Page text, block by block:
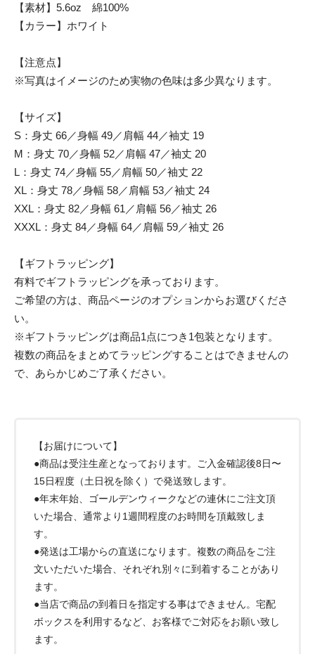
【素材】5.6oz 綿100%
【カラー】ホワイト
【注意点】
※写真はイメージのため実物の色味は多少異なります。
【サイズ】
S：身丈 66／身幅 49／肩幅 44／袖丈 19
M：身丈 70／身幅 52／肩幅 47／袖丈 20
L：身丈 74／身幅 55／肩幅 50／袖丈 22
XL：身丈 78／身幅 58／肩幅 53／袖丈 24
XXL：身丈 82／身幅 61／肩幅 56／袖丈 26
XXXL：身丈 84／身幅 64／肩幅 59／袖丈 26
【ギフトラッピング】
有料でギフトラッピングを承っております。
ご希望の方は、商品ページのオプションからお選びくださ
い。
※ギフトラッピングは商品1点につき1包装となります。
複数の商品をまとめてラッピングすることはできませんの
で、あらかじめご了承ください。
【お届けについて】
●商品は受注生産となっております。ご入金確認後8日〜
15日程度（土日祝を除く）で発送致します。
●年末年始、ゴールデンウィークなどの連休にご注文頂
いた場合、通常より1週間程度のお時間を頂戴致しま
す。
●発送は工場からの直送になります。複数の商品をご注
文いただいた場合、それぞれ別々に到着することがあり
ます。
●当店で商品の到着日を指定する事はできません。宅配
ボックスを利用するなど、お客様でご対応をお願い致し
ます。